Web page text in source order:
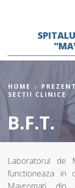
HOME
SECȚII CLINICE
B.F.T.
Laboratorul de
functioneaza in